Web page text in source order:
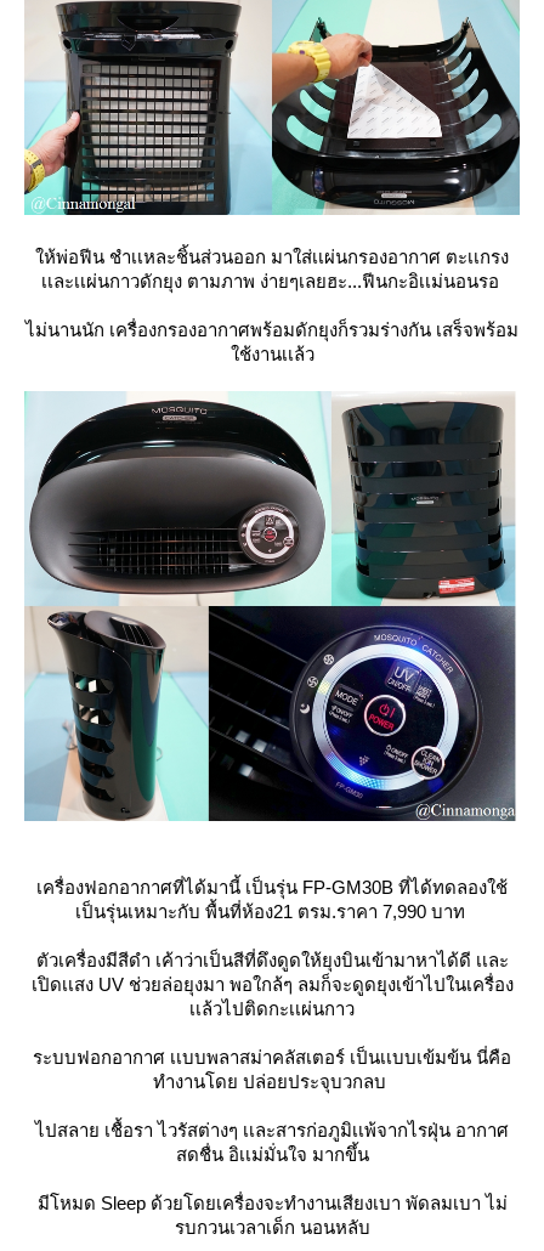
ห้พ่อฟีน ชำเเหละชิ้นส่วนออก มาใส่เเผ่นกรองอากาศ ตะเเกรง
เเละเเผ่นกาวดักยุง ตามภาพ ง่ายๆเลยฮะ...ฟีนกะอิเเม่นอนรอ
ไม่นานนัก เครื่องกรองอากาศพร้อมดักยุงก็รวมร่างกัน เสร็จพร้อม
ช้งานเเล้ว
เครื่องฟอกอากาศที่ได้มานี้ เป็นรุ่น FP-GM30B ที่ได้ทดลองใช้
เป็นรุ่นเหมาะกับ พื้นที่ห้อง21 ตรม.ราคา 7,990 บาท
ตัวเครื่องมีสีดำ เค้าว่าเป็นสีที่ดึงดูดให้ยุงบินเข้ามาหาได้ดี เเละ
เปิดเเสง UV ช่วยล่อยุงมา พอใกล้ๆ ลมก็จะดูดยุงเข้าไปในเครื่อง
เเล้วไปติดกะเเผ่นกาว
ระบบฟอกอากาศ เเบบพลาสม่าคลัสเตอร์ เป็นเเบบเข้มข้น นี่คือ
ทำงานโดย ปล่อยประจุบวกลบ
ไปสลาย เชื้อรา ไวรัสต่างๆ เเละสารก่อภูมิเเพ้จากไรฝุ่น อากาศ
สดชื่น อิเเม่มั่นใจ มากขึ้น
มีโหมด Sleep ด้วยโดยเครื่องจะทำงานเสียงเบา พัดลมเบา ไม่
รบกวนเวลาเด็ก นอนหลับ